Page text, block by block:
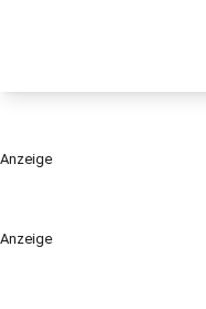
Anzeige
Anzeige